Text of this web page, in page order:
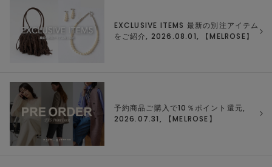
EXCLUSIVE ITEMS 最新の別注アイテム
をご紹介, 2026.08.01, 【MELROSE】
予約商品ご購入で10％ポイント還元,
2026.07.31, 【MELROSE 】